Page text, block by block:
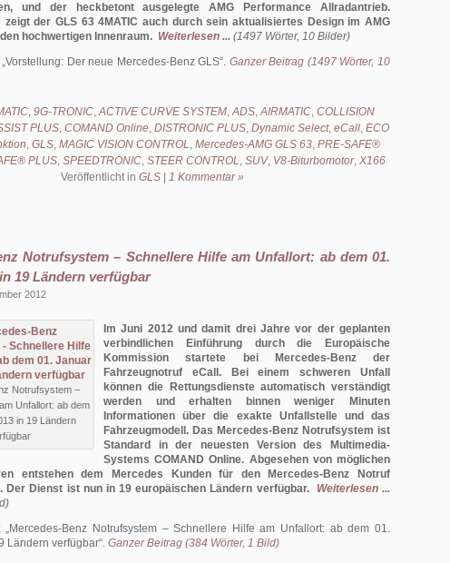
und der heckbetont ausgelegte AMG Performance Allradantrieb.
der GLS 63 4MATIC auch durch sein aktualisiertes Design im AMG
hochwertigen Innenraum. Weiterlesen ... (1497 Wörter, 10 Bilder)
Vorstellung: Der neue Mercedes-Benz GLS . Ganzer Beitrag (1497 Wörter, 10
, 9G-TRONIC,ACTIVE CURVE SYSTEM,ADS,AIRMATIC, COLLISION
PLUS, COMAND Online, DISTRONIC PLUS, Dynamic Select, eCall, ECO
, GLS, MAGIC VISION CONTROL, Mercedes-AMG GLS 63, PRE-SAFE®
PLUS, SPEEDTRONIC, STEER CONTROL, SUV, V8-Biturbomotor, X166
Veröffentlicht in GLS 1 Kommentar »
Notrufsystem – Schnellere Hilfe am Unfallort: ab dem 01.
19 Ländern verfügbar
2012
Notrufsystem –
Unfallort: ab dem
in 19 Ländern
Im Juni 2012 und damit drei Jahre vor der geplanten
verbindlichen Einführung durch die Europäische
Kommission startete bei Mercedes-Benz der
Fahrzeugnotruf eCall. Bei einem schweren Unfall
können die Rettungsdienste automatisch verständigt
werden und erhalten binnen weniger Minuten
Informationen über die exakte Unfallstelle und das
Fahrzeugmodell. Das Mercedes-Benz Notrufsystem ist
Standard in der neuesten Version des Multimedia-
Systems COMAND Online. Abgesehen von möglichen
entstehen dem Mercedes Kunden für den Mercedes-Benz Notruf
Der Dienst ist nun in 19 europäischen Ländern verfügbar.
Weiterlesen ...
Mercedes-Benz Notrufsystem – Schnellere Hilfe am Unfallort: ab dem 01.
Ländern verfügbar . Ganzer Beitrag (384 Wörter, 1 Bild)